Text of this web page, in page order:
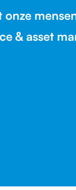
& asset